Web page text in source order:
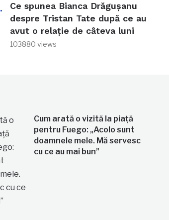
Ce spunea Bianca Drăgușanu
despre Tristan Tate după ce au
avut o relație de câteva luni
103880 views
Cum arată o vizită la piață
pentru Fuego: „Acolo sunt
doamnele mele. Mă servesc
cu ce au mai bun”